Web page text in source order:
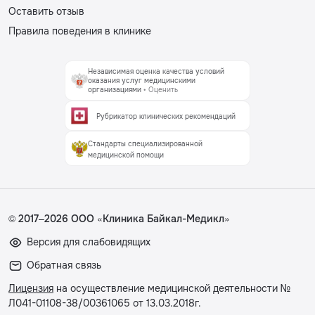
Оставить отзыв
Правила поведения в клинике
Независимая оценка качества условий
оказания услуг медицинскими
организациями • Оценить
Рубрикатор клинических рекомендаций
Стандарты специализированной
медицинской помощи
© 2017–2026 ООО «Клиника Байкал-Медикл»
Версия для слабовидящих
Обратная связь
Лицензия на осуществление медицинской деятельности №
Л041-01108-38/00361065 от 13.03.2018г.